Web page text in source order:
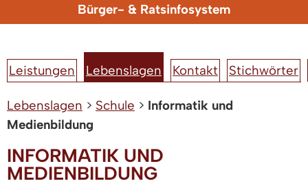
Bürger- & Ratsinfosystem
Leistungen Lebenslagen Kontakt Stichwörter
Lebenslagen > Schule > Informatik und
Medienbildung
INFORMATIK UND
MEDIENBILDUNG